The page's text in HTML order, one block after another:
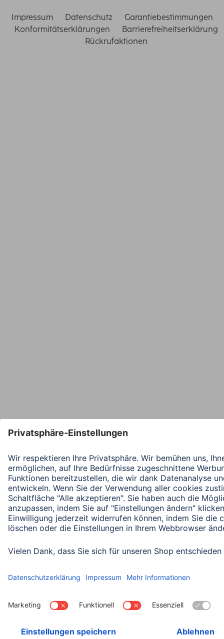
Impressum Datenschutz
Garantiebestimmungen
Konformitätserklärungen
Barrierefreiheitserklärung
Rückrufaktionen